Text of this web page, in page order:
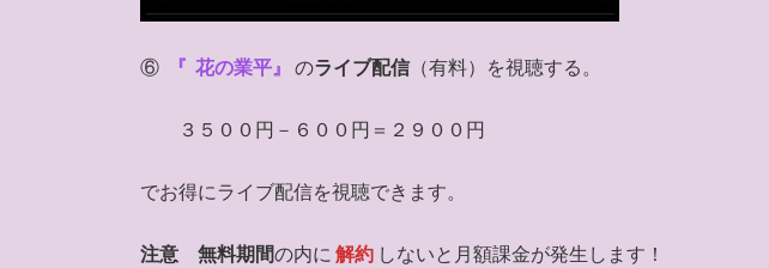
⑥ 『 花の業平』 のライブ配信（有料）を視聴する。
３５００円－６００円＝２９００円
でお得にライブ配信を視聴できます。
注意 無料期間の内に 解約 しないと月額課金が発生します！